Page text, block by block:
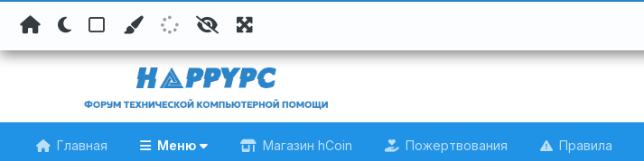
Главная Меню Магазин hCoin Пожертвования Правила